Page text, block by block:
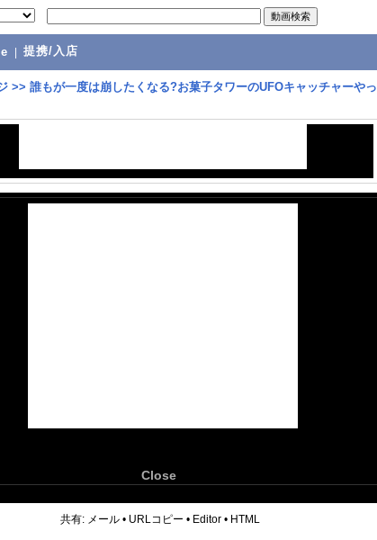
提携/入店
>> 誰もが一度は崩したくなる?お菓子タワーのUFOキャッチャーやっ
Close
共有: メール • URLコピー • Editor • HTML